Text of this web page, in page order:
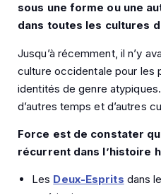
sous une forme ou une
dans toutes les cultures
Jusqu’à récemment, il n’y
culture occidentale pour les
identités de genre
d’autres temps et d’autres
Force est de constater
récurrent dans l’histoire
Les Deux-Esprits dans